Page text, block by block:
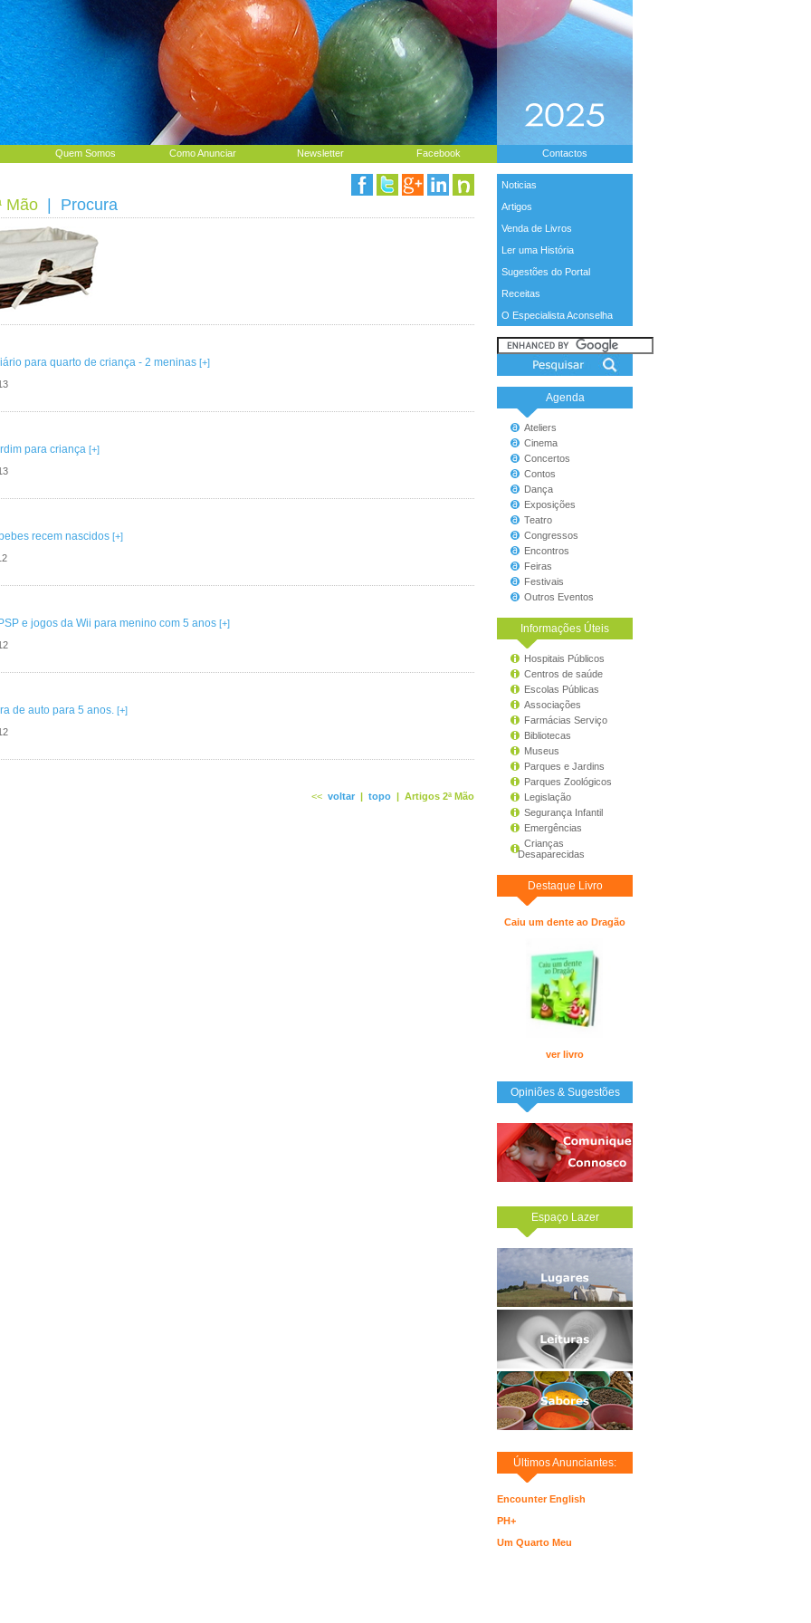
Quem Somos Como Anunciar Newsletter Facebook Contactos
Noticias
Artigos
Venda de Livros
Ler uma História
Sugestões do Portal
Receitas
O Especialista Aconselha
Agenda
Ateliers
Cinema
Concertos
Contos
Dança
Exposições
Teatro
Congressos
Encontros
Feiras
Festivais
Outros Eventos
Informações Úteis
Hospitais Públicos
Centros de saúde
Escolas Públicas
Associações
Farmácias Serviço
Bibliotecas
Museus
Parques e Jardins
Parques Zoológicos
Legislação
Segurança Infantil
Emergências
Crianças
Desaparecidas
Destaque Livro
Caiu um dente ao Dragão
ver livro
Opiniões & Sugestões
Espaço Lazer
Últimos Anunciantes:
Encounter English
PH+
Um Quarto Meu
Mão | Procura
para quarto de criança - 2 meninas [+]
para criança [+]
recem nascidos [+]
e jogos da Wii para menino com 5 anos [+]
de auto para 5 anos. [+]
<< voltar | topo | Artigos 2ª Mão